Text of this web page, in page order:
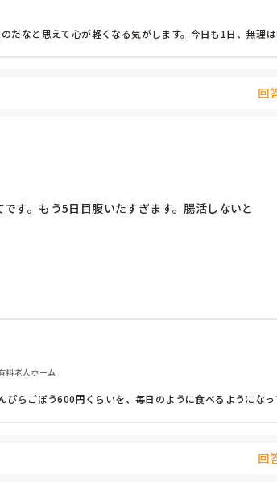
だなと思えて心が軽くなる気がします。今日も1日、無理
回
す。もう5日目腹いたすぎます。腸活しないと
料老人ホーム
ぴらごぼう600円くらいを、毎日のように食べるようになっ
回